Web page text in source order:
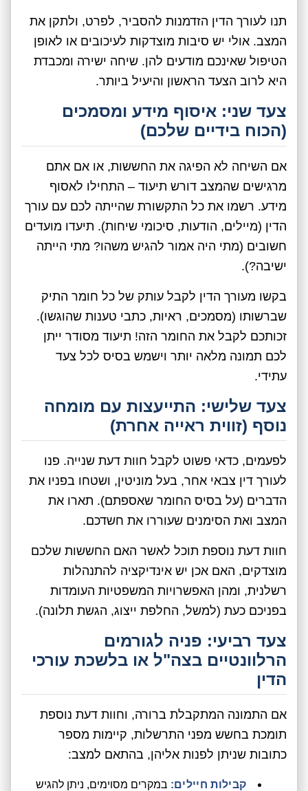
תנו לעורך הדין הזדמנות להסביר, לפרט, ולתקן את
המצב. אולי יש סיבות מוצדקות לעיכובים או לאופן
הטיפול שאינכם מודעים להן. שיחה ישירה ומכבדת
היא לרוב הצעד הראשון והיעיל ביותר.
צעד שני: איסוף מידע ומסמכים
(הכוח בידיים שלכם)
אם השיחה לא הפיגה את החששות, או אם אתם
מרגישים שהמצב דורש תיעוד – התחילו לאסוף
מידע. רשמו את כל התקשורת שהייתה לכם עם עורך
הדין (מיילים, הודעות, סיכומי שיחות). תיעדו מועדים
חשובים (מתי היה אמור להגיש משהו? מתי הייתה
ישיבה?).
בקשו מעורך הדין לקבל עותק של כל חומר התיק
שברשותו (מסמכים, ראיות, כתבי טענות שהוגשו).
זכותכם לקבל את החומר הזה! תיעוד מסודר ייתן
לכם תמונה מלאה יותר וישמש בסיס לכל צעד
עתידי.
צעד שלישי: התייעצות עם מומחה
נוסף (זווית ראייה אחרת)
לפעמים, כדאי פשוט לקבל חוות דעת שנייה. פנו
לעורך דין צבאי אחר, בעל מוניטין, ושטחו בפניו את
הדברים (על בסיס החומר שאספתם). תארו את
המצב ואת הסימנים שעוררו את חשדכם.
חוות דעת נוספת תוכל לאשר האם החששות שלכם
מוצדקים, האם אכן יש אינדיקציה להתנהלות
רשלנית, ומהן האפשרויות המשפטיות העומדות
בפניכם כעת (למשל, החלפת ייצוג, הגשת תלונה).
צעד רביעי: פניה לגורמים
הרלוונטיים בצה"ל או בלשכת עורכי
הדין
אם התמונה המתקבלת ברורה, וחוות דעת נוספת
תומכת בחשש מפני התרשלות, קיימות מספר
כתובות שניתן לפנות אליהן, בהתאם למצב:
קבילות חיילים: במקרים מסוימים, ניתן להגיש